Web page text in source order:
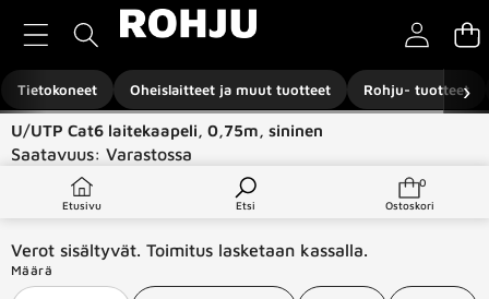
Tietokoneet Oheislaitteet ja muut tuotteet Rohju- tuotteet
›
Etusivu Etsi
0
0
Ostoskori
Siirry tuotetietoihin
U/UTP Cat6 laitekaapeli, 0,75m, sininen
Saatavuus: Varastossa
Tuotetyyppi:
Verot sisältyvät. Toimitus lasketaan kassalla.
Määrä